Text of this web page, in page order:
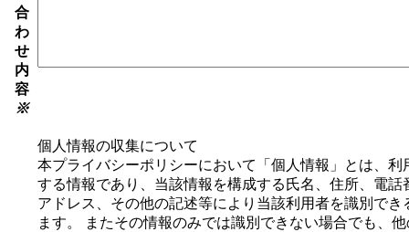
合
わ
せ
内
容
※
個人情報の収集について
本プライバシーポリシーにおいて「個人情報」とは、利
する情報であり、当該情報を構成する氏名、住所、電話
アドレス、その他の記述等により当該利用者を識別でき
ます。 またその情報のみでは識別できない場合でも、